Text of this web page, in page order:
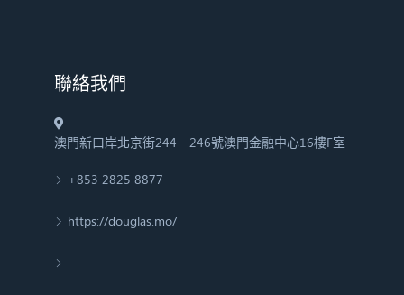
​聯絡我們
澳門新口岸北京街244－246號澳門金融中心16樓F室
+853 2825 8877
https://douglas.mo/